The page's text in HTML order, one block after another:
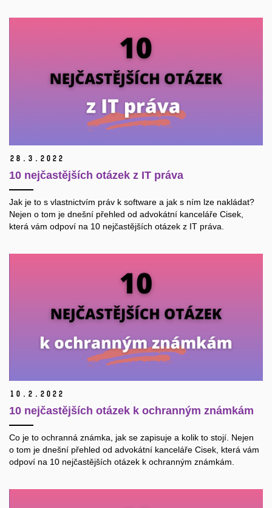
28. 3. 2022
10 nejčastějších otázek z IT práva
Jak je to s vlastnictvím práv k software a jak s ním lze nakládat?
Nejen o tom je dnešní přehled od advokátní kanceláře Cisek,
která vám odpoví na 10 nejčastějších otázek z IT práva.
10. 2. 2022
10 nejčastějších otázek k ochranným známkám
Co je to ochranná známka, jak se zapisuje a kolik to stojí. Nejen
o tom je dnešní přehled od advokátní kanceláře Cisek, která vám
odpoví na 10 nejčastějších otázek k ochranným známkám.